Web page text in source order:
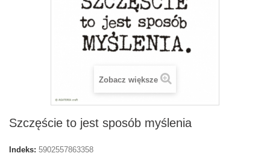
Zobacz większe
Szczęście to jest sposób myślenia
Indeks: 5902557863358